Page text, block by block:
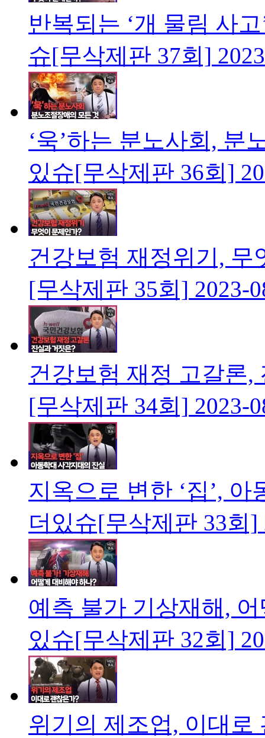
반복되는 ‘개 물림 사
슈[무삭제판 37회]
‘욱’하는 분노사회, 분
있슈[무삭제판 36회]
건강보험 재정위기, 무
[무삭제판 35회] 2023-
건강보험 재정 고갈론,
[무삭제판 34회] 2023-
지옥으로 변한 ‘집’,
더있슈[무삭제판 33회]
예측 불가 기상재해,
있슈[무삭제판 32회]
위기의 제조업, 이대로